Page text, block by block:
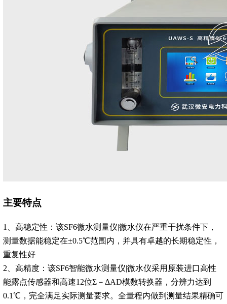
主要特点
1、高稳定性：该SF6微水测量仪|微水仪在严重干扰条件下，
测量数据能稳定在±0.5℃范围内，并具有卓越的长期稳定性，
重复性好
2、高精度：该SF6智能微水测量仪|微水仪采用原装进口高性
能露点传感器和高速12位Σ－ΔAD模数转换器，分辨力达到
0.1℃，完全满足实际测量要求。全量程内做到测量结果精确可